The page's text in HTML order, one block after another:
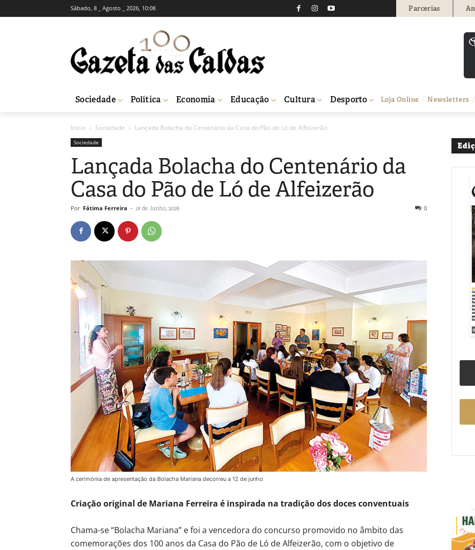
Sábado, 8 _ Agosto _ 2026, 10:08 Parcerias
Sociedade Política Economia Educação Cultura Desporto Loja Online Newsletters
Início Sociedade Lançada Bolacha do Centenário da Casa do Pão de Ló de Alfeizerão
Sociedade
Lançada Bolacha do Centenário da
Casa do Pão de Ló de Alfeizerão
Por Fátima Ferreira - 18 de Junho, 2026 0
A cerimónia de apresentação da Bolacha Mariana decorreu a 12 de junho
Criação original de Mariana Ferreira é inspirada na tradição dos doces conventuais
Chama-se “Bolacha Mariana” e foi a vencedora do concurso promovido no âmbito das
comemorações dos 100 anos da Casa do Pão de Ló de Alfeizerão, com o objetivo de